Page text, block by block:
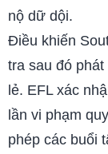
nộ dữ dội.
Điều khiến
tra sau đó
lẻ. EFL xác
lần vi phạm
phép các buổi